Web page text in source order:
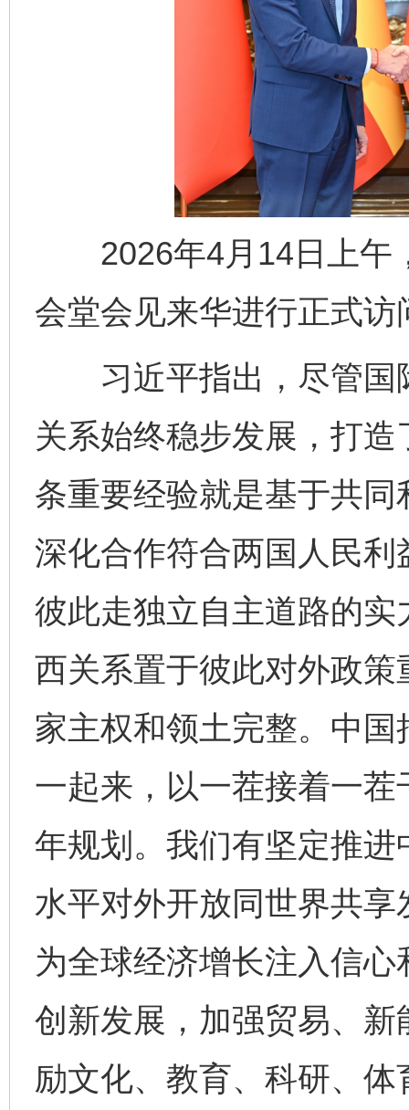
2026年4月14日上午
会堂会见来华进行正式
习近平指出，尽管国
关系始终稳步发展，打
条重要经验就是基于共
深化合作符合两国人民
彼此走独立自主道路的
西关系置于彼此对外政
家主权和领土完整。中
一起来，以一茬接着一
年规划。我们有坚定推
水平对外开放同世界共
为全球经济增长注入信
创新发展，加强贸易、
励文化、教育、科研、